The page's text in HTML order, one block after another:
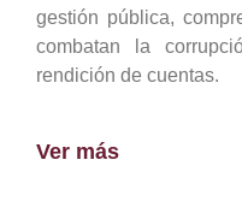
gestión pública,
combatan la
rendición de cuentas.
Ver más